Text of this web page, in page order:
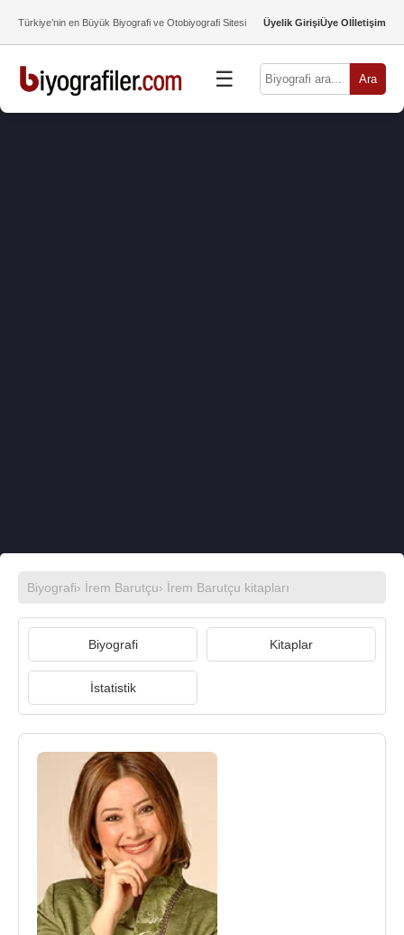
Türkiye’nin en Büyük Biyografi ve Otobiyografi Sitesi Üyelik GirişiÜye Olİletişim
☰ Ara
Biyografi› İrem Barutçu› İrem Barutçu kitapları
Biyografi Kitaplar
İstatistik